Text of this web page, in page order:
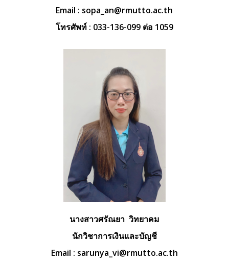
Email : sopa_an@rmutto.ac.th
โทรศัพท์ : 033-136-099 ต่อ 1059
นางสาวศรัณยา วิทยาคม
นักวิชาการเงินและบัญชี
Email : sarunya_vi@rmutto.ac.th